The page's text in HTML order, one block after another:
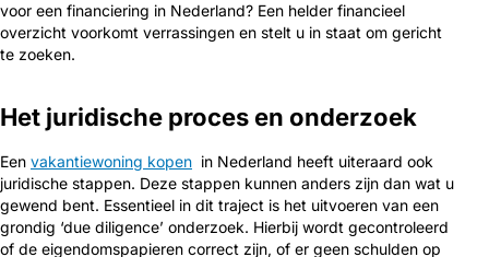
voor een financiering in Nederland? Een helder financieel
overzicht voorkomt verrassingen en stelt u in staat om gericht
te zoeken.
Het juridische proces en onderzoek
Een vakantiewoning kopen in Nederland heeft uiteraard ook
juridische stappen. Deze stappen kunnen anders zijn dan wat u
gewend bent. Essentieel in dit traject is het uitvoeren van een
grondig ‘due diligence’ onderzoek. Hierbij wordt gecontroleerd
of de eigendomspapieren correct zijn, of er geen schulden op